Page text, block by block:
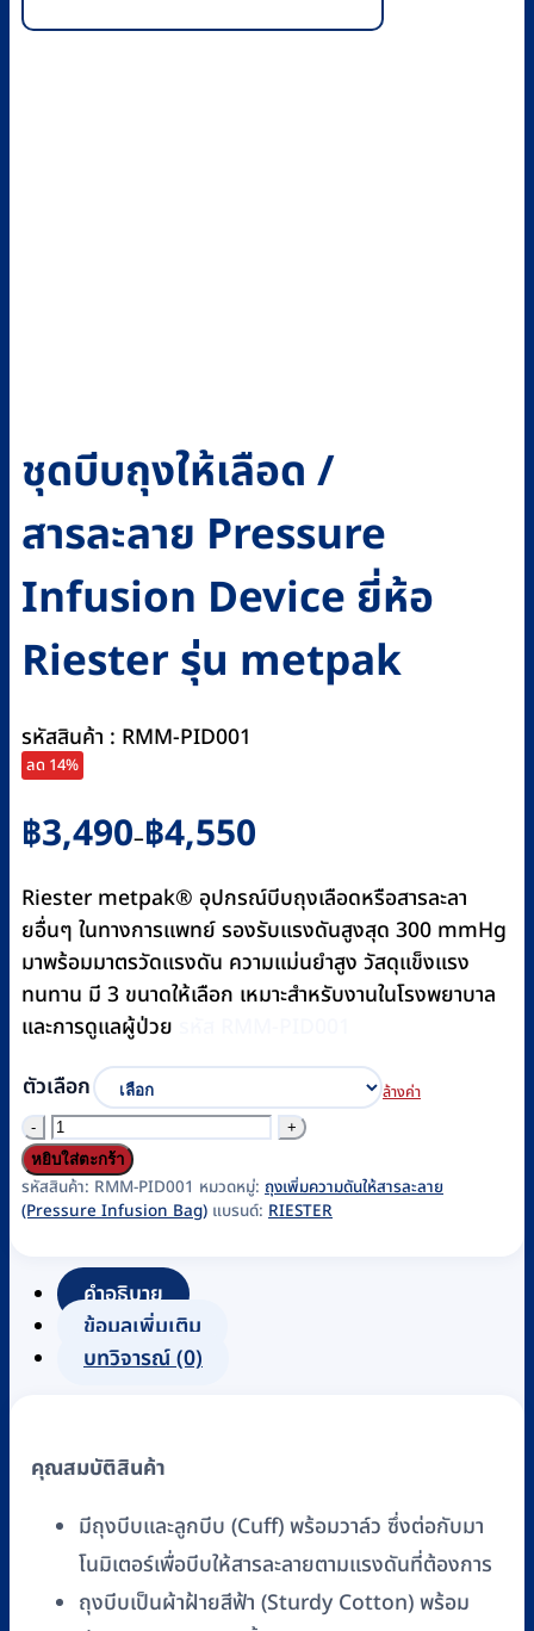
ชุดบีบถุงให้เลือด /
สารละลาย Pressure
Infusion Device ยี่ห้อ
Riester รุ่น metpak
รหัสสินค้า : RMM-PID001
ลด 14%
฿3,490–฿4,550
Price
range:
฿3,490
through
฿4,550
Riester metpak® อุปกรณ์บีบถุงเลือดหรือสารละลา
ยอื่นๆ ในทางการแพทย์ รองรับแรงดันสูงสุด 300 mmHg
มาพร้อมมาตรวัดแรงดัน ความแม่นยำสูง วัสดุแข็งแรง
ทนทาน มี 3 ขนาดให้เลือก เหมาะสำหรับงานในโรงพยาบาล
และการดูแลผู้ป่วย
ตัวเลือก
ล้างค่า
จำนวน
ชุด
บีบ
ถุง
เลือด
สารละลาย
ยี่ห้อ
Riester
metpak
ชิ้น
หยิบใส่ตะกร้า
รหัสสินค้า: RMM-PID001 หมวดหมู่: ถุงเพิ่มความดันให้สารละลาย
(Pressure Infusion Bag) แบรนด์: RIESTER
คำอธิบาย
ข้อมูลเพิ่มเติม
บทวิจารณ์ (0)
คุณสมบัติสินค้า
มีถุงบีบและลูกบีบ (Cuff) พร้อมวาล์ว ซึ่งต่อกับมา
โนมิเตอร์เพื่อบีบให้สารละลายตามแรงดันที่ต้องการ
ถุงบีบเป็นผ้าฝ้ายสีฟ้า (Sturdy Cotton) พร้อม